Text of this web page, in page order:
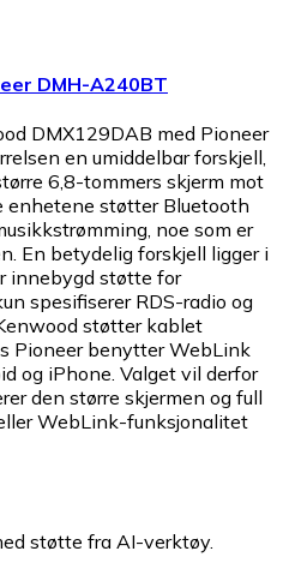
DMH-A240BT
DMX129DAB med Pioneer
en umiddelbar forskjell,
6,8-tommers skjerm mot
enhetene støtter Bluetooth
noe som er
En betydelig forskjell ligger i
innebygd støtte for
spesifiserer RDS-radio og
støtter kablet
Pioneer benytter WebLink
og iPhone. Valget vil derfor
den større skjermen og full
WebLink-funksjonalitet
støtte fra AI-verktøy.